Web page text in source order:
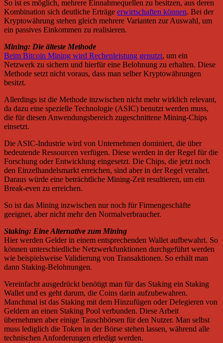
So ist es möglich, mehrere Einnahmequellen zu besitzen, aus deren
Kombination sich deutliche Erträge erwirtschaften können. Bei der
Kryptowährung stehen gleich mehrere Varianten zur Auswahl, um
ein passives Einkommen zu realisieren.
Mining: Die älteste Methode
Beim Bitcoin Mining wird Rechenleistung genutzt, um ein
Netzwerk zu sichern und hierfür eine Belohnung zu erhalten. Diese
Methode setzt nicht voraus, dass man selber Kryptowährungen
besitzt.
Allerdings ist die Methode inzwischen nicht mehr wirklich relevant,
da dazu eine spezielle Technologie (ASIC) benutzt werden muss,
die für diesen Anwendungsbereich zugeschnittene Mining-Chips
einsetzt.
Die ASIC-Industrie wird von Unternehmen dominiert, die über
bedeutende Ressourcen verfügen. Diese werden in der Regel für die
Forschung oder Entwicklung eingesetzt. Die Chips, die jetzt noch
den Einzelhandelsmarkt erreichen, sind aber in der Regel veraltet.
Daraus würde eine beträchtliche Mining-Zeit resultieren, um ein
Break-even zu erreichen.
So ist das Mining inzwischen nur noch für Firmengeschäfte
geeignet, aber nicht mehr den Normalverbraucher.
Staking: Eine Alternative zum Mining
Hier werden Gelder in einem entsprechenden Wallet aufbewahrt. So
können unterschiedliche Netzwerkfunktionen durchgeführt werden
wie beispielsweise Validierung von Transaktionen. So erhält man
dann Staking-Belohnungen.
Vereinfacht ausgedrückt benötigt man für das Staking ein Staking
Wallet und es geht darum, die Coins darin aufzubewahren.
Manchmal ist das Staking mit dem Hinzufügen oder Delegieren von
Geldern an einen Staking Pool verbunden. Diese Arbeit
übernehmen aber einige Tauschbörsen für den Nutzer. Man selbst
muss lediglich die Token in der Börse stehen lassen, während alle
technischen Anforderungen erledigt werden.